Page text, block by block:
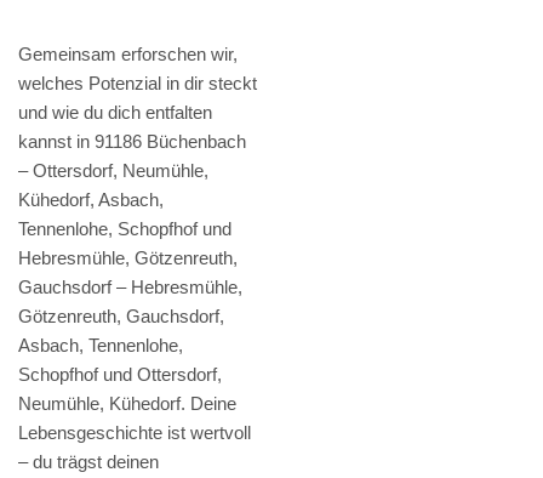
Gemeinsam erforschen wir,
welches Potenzial in dir steckt
und wie du dich entfalten
kannst in 91186 Büchenbach
– Ottersdorf, Neumühle,
Kühedorf, Asbach,
Tennenlohe, Schopfhof und
Hebresmühle, Götzenreuth,
Gauchsdorf – Hebresmühle,
Götzenreuth, Gauchsdorf,
Asbach, Tennenlohe,
Schopfhof und Ottersdorf,
Neumühle, Kühedorf. Deine
Lebensgeschichte ist wertvoll
– du trägst deinen